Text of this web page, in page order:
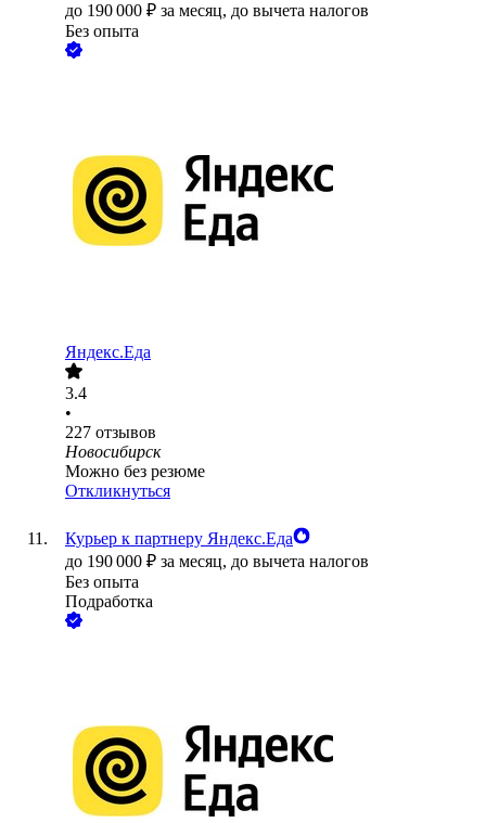
до 190 000 ₽ за месяц, до вычета налогов
Без опыта
Яндекс.Еда
3.4
•
227 отзывов
Новосибирск
Можно без резюме
Откликнуться
Курьер к партнеру Яндекс.Еда
до 190 000 ₽ за месяц, до вычета налогов
Без опыта
Подработка